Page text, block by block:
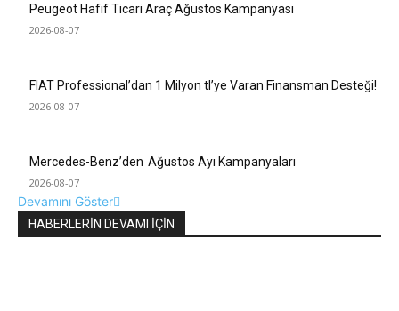
Peugeot Hafif Ticari Araç Ağustos Kampanyası
2026-08-07
FIAT Professional’dan 1 Milyon tl’ye Varan Finansman Desteği!
2026-08-07
Mercedes-Benz’den Ağustos Ayı Kampanyaları
2026-08-07
Devamını Göster
HABERLERİN DEVAMI İÇİN